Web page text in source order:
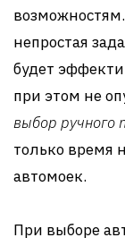
непростая
будет
при этом не
выбор ручного
только время
автомоек.
При выборе